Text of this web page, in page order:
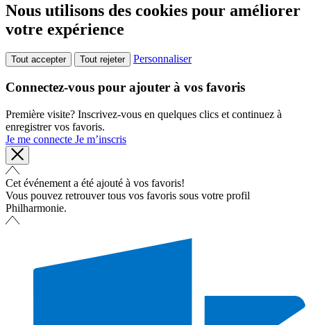
Nous utilisons des cookies pour améliorer
votre expérience
Tout accepter Tout rejeter Personnaliser
Connectez-vous pour ajouter à vos favoris
Première visite? Inscrivez-vous en quelques clics et continuez à
enregistrer vos favoris.
Je me connecte Je m’inscris
Cet événement a été ajouté à vos favoris!
Vous pouvez retrouver tous vos favoris sous votre profil
Philharmonie.